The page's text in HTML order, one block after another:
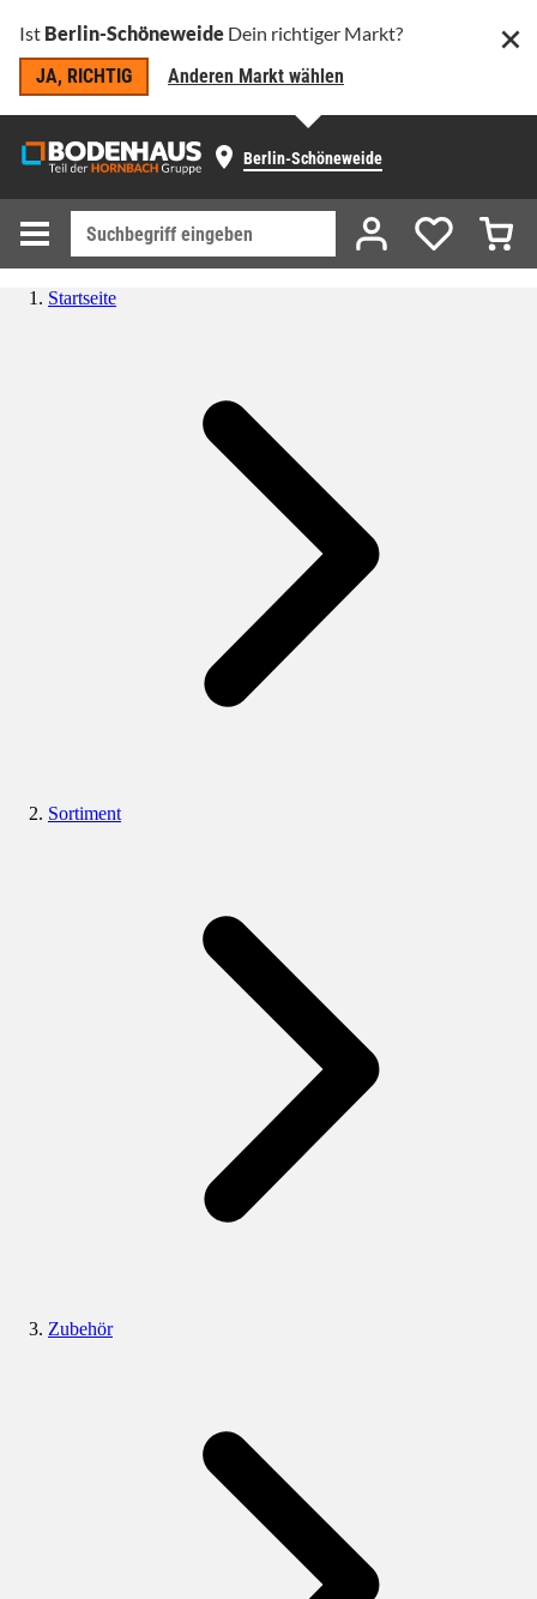
Ist Berlin-Schöneweide Dein richtiger Markt?
JA, RICHTIG
Anderen Markt wählen
Berlin-Schöneweide
Startseite
Sortiment
Zubehör